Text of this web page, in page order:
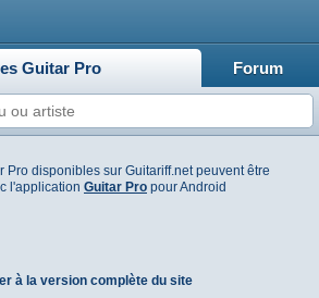
Guitar Pro Forum
Pro disponibles sur Guitariff.net peuvent être
l'application Guitar Pro pour Android
à la version complète du site